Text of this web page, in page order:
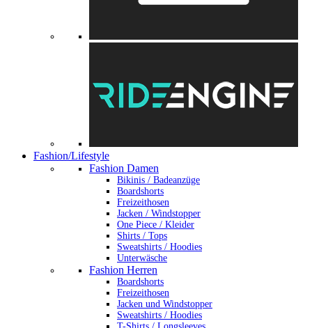
Fashion/Lifestyle
Fashion Damen
Bikinis / Badeanzüge
Boardshorts
Freizeithosen
Jacken / Windstopper
One Piece / Kleider
Shirts / Tops
Sweatshirts / Hoodies
Unterwäsche
Fashion Herren
Boardshorts
Freizeithosen
Jacken und Windstopper
Sweatshirts / Hoodies